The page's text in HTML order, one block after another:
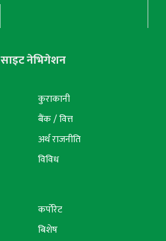
साइट नेभिगेशन
कुराकानी
बैंक / वित्त
अर्थ राजनीति
विविध
कर्पोरेट
बिशेष